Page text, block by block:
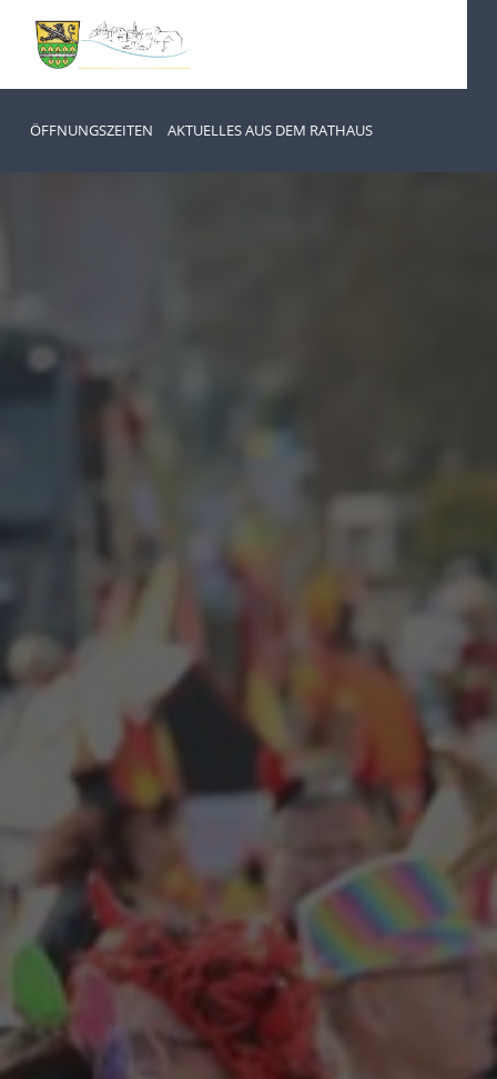
ÖFFNUNGSZEITEN AKTUELLES AUS DEM RATHAUS